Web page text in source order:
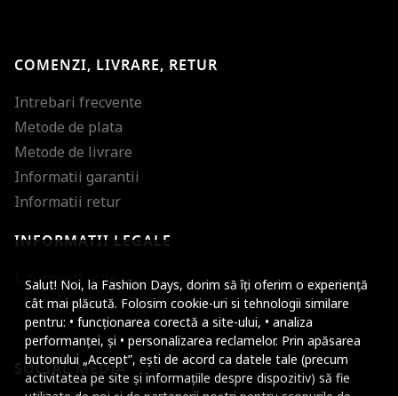
Salut! Noi, la Fashion Days, dorim să îți oferim o experiență
cât mai plăcută. Folosim cookie-uri si tehnologii similare
pentru: • funcționarea corectă a site-ului, • analiza
performanței, și • personalizarea reclamelor. Prin apăsarea
butonului „Accept”, ești de acord ca datele tale (precum
activitatea pe site și informațiile despre dispozitiv) să fie
COMENZI, LIVRARE, RETUR
Intrebari frecvente
Metode de plata
Metode de livrare
Informatii garantii
Informatii retur
INFORMATII LEGALE
Informatii utile
SOCIAL MEDIA
Micsoreaza
Mareste spatierea
Micsoreaza